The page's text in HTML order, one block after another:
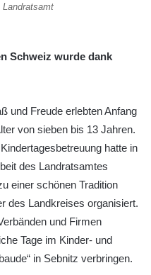
Schweiz wurde dank
und Freude erlebten Anfang
von sieben bis 13 Jahren.
hatte in
des Landratsamtes
einer schönen Tradition
des Landkreises organisiert.
und Firmen
Tage im Kinder- und
in Sebnitz verbringen.